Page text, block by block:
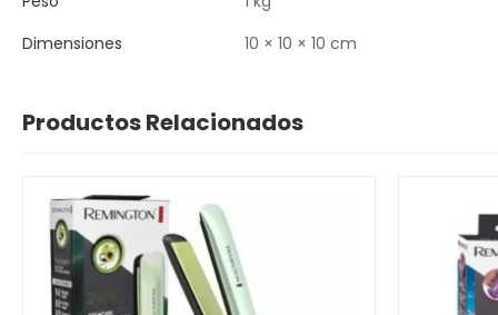
Dimensiones
10 × 10 × 10 cm
Productos Relacionados